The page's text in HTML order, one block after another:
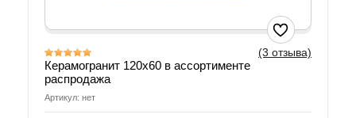
(3 отзыва)
Керамогранит 120х60 в ассортименте
распродажа
Артикул: нет